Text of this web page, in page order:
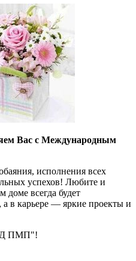
Вас с Международным
исполнения всех
успехов! Любите и
доме всегда будет
в карьере — яркие проекты и
ПМП"!